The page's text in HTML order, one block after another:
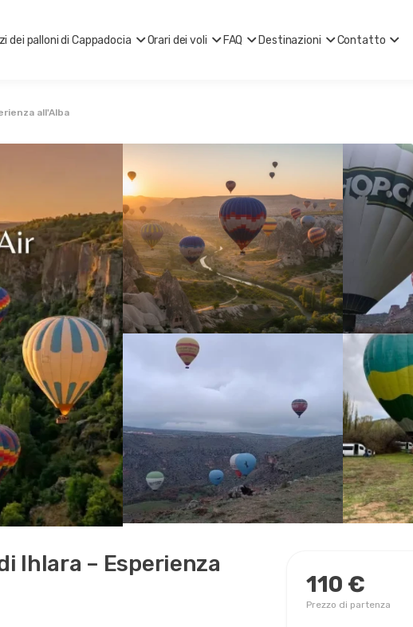
dei palloni di Cappadocia Orari dei voli FAQ Destinazioni Contatto
all'Alba
Ihlara – Esperienza
110 €
Prezzo di partenza